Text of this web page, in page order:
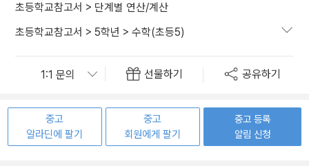
초등학교참고서 > 단계별 연산/계산
초등학교참고서 > 5학년 > 수학(초등5)
선물하기 공유하기
중고
알라딘에 팔기
중고
회원에게 팔기
중고 등록
알림 신청